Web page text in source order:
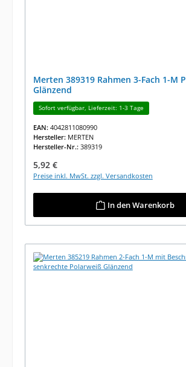
Merten 389319 Rahmen 3-Fach 1-M
Glänzend
Sofort verfügbar, Lieferzeit: 1-3 Tage
EAN: 4042811080990
Hersteller: MERTEN
Hersteller-Nr.: 389319
Regulärer Preis:
5,92 €
Preise inkl. MwSt. zzgl. Versandkosten
In den Warenkorb